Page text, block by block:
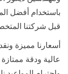
باستخدام أفضل
قبل شركتنا
أسعارنا مميزة
عالية ودقة